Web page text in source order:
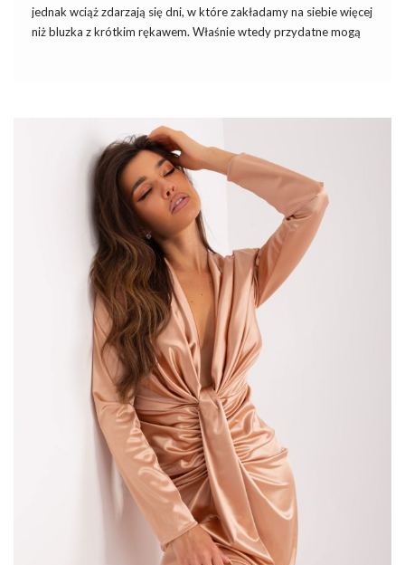
jednak wciąż zdarzają się dni, w które zakładamy na siebie więcej
niż bluzka z krótkim rękawem. Właśnie wtedy przydatne mogą
O tej porze dnia trzeba mieć ze sobą coś cieplejszego. Naszym
zdaniem idealne będą właśnie długie kardigany. Sprawdzą się
podczas spaceru, pierwszego grilla albo wyjścia na zakupy.
Długie kardigany pasują do wielu rodzajów stylu. Też
zauważyłaś, że w odpowiednim połączeniu staną się eleganckim
okryciem albo luźną narzutką? Wiele zależy od tego, co
będziemy miały na sobie poza kardiganem. W każdym razie jest
to ubranie na tyle uniwersalne, że z powodzeniem założymy je …